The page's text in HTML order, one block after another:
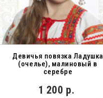
Девичья повязка Ладушка
(очелье), малиновый в
серебре
1 200 р.